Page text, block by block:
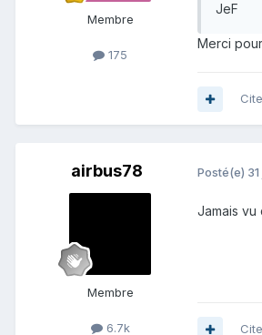
Membre
175
JeF
Merci
airbus78
Membre
6.7k
Posté(e)
Jamais vu